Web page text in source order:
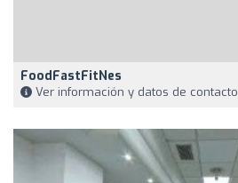
FoodFastFitNes
Ver información y datos de contacto